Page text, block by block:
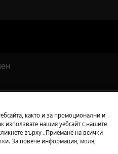
е
както и за промоционални и
използвате нашия уебсайт с нашите
върху „Приемане на всички
За повече информация, моля,